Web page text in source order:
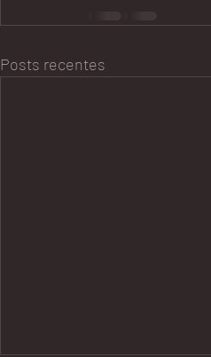
Posts recentes